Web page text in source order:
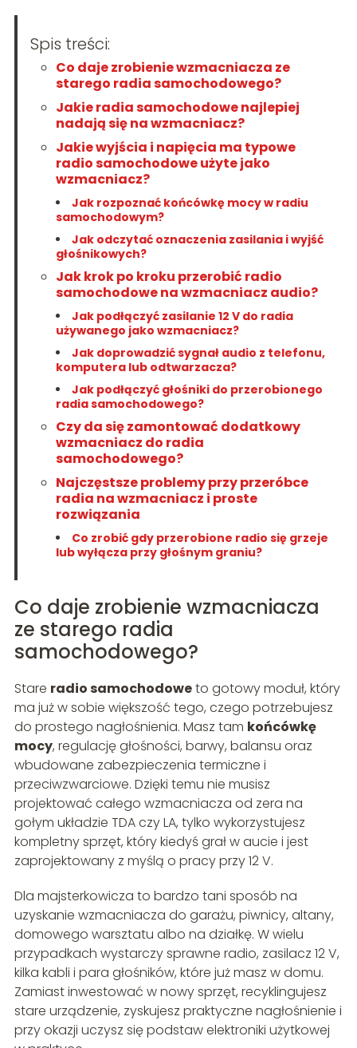
Spis treści:
Co daje zrobienie wzmacniacza ze
starego radia samochodowego?
Jakie radia samochodowe najlepiej
nadają się na wzmacniacz?
Jakie wyjścia i napięcia ma typowe
radio samochodowe użyte jako
wzmacniacz?
Jak rozpoznać końcówkę mocy w radiu
samochodowym?
Jak odczytać oznaczenia zasilania i wyjść
głośnikowych?
Jak krok po kroku przerobić radio
samochodowe na wzmacniacz audio?
Jak podłączyć zasilanie 12 V do radia
używanego jako wzmacniacz?
Jak doprowadzić sygnał audio z telefonu,
komputera lub odtwarzacza?
Jak podłączyć głośniki do przerobionego
radia samochodowego?
Czy da się zamontować dodatkowy
wzmacniacz do radia
samochodowego?
Najczęstsze problemy przy przeróbce
radia na wzmacniacz i proste
rozwiązania
Co zrobić gdy przerobione radio się grzeje
lub wyłącza przy głośnym graniu?
Co daje zrobienie wzmacniacza
ze starego radia
samochodowego?
Stare radio samochodoweto gotowy moduł, który
ma już w sobie większość tego, czego potrzebujesz
do prostego nagłośnienia. Masz tam końcówkę
mocy, regulację głośności, barwy, balansu oraz
wbudowane zabezpieczenia termiczne i
przeciwzwarciowe. Dzięki temu nie musisz
projektować całego wzmacniacza od zera na
gołym układzie TDA czy LA, tylko wykorzystujesz
kompletny sprzęt, który kiedyś grał w aucie i jest
zaprojektowany z myślą o pracy przy 12 V.
Dla majsterkowicza to bardzo tani sposób na
uzyskanie wzmacniacza do garażu, piwnicy, altany,
domowego warsztatu albo na działkę. W wielu
przypadkach wystarczy sprawne radio, zasilacz 12 V,
kilka kabli i para głośników, które już masz w domu.
Zamiast inwestować w nowy sprzęt, recyklingujesz
stare urządzenie, zyskujesz praktyczne nagłośnienie i
przy okazji uczysz się podstaw elektroniki użytkowej